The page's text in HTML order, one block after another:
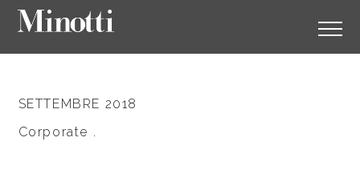
SETTEMBRE 2018
Corporate .